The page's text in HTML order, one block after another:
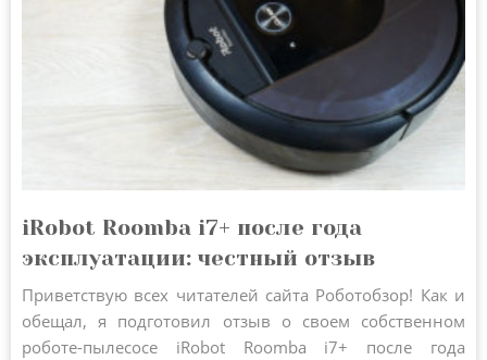
iRobot Roomba i7+ после года
эксплуатации: честный отзыв
Приветствую всех читателей сайта Роботобзор! Как и
обещал, я подготовил отзыв о своем собственном
роботе-пылесосе iRobot Roomba i7+ после года